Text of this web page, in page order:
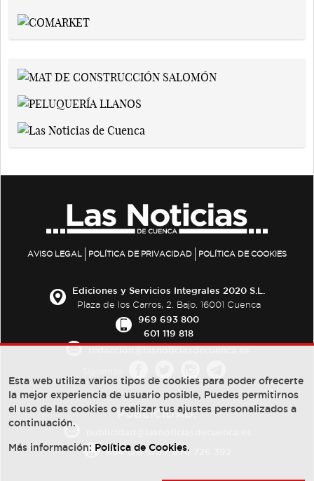
AVISO LEGAL POLÍTICA DE PRIVACIDAD POLÍTICA DE COOKIES
Ediciones y Servicios Integrales 2020 S.L.
Plaza de los Carros, 2. Bajo. 16001 Cuenca
969 693 800
601 119 818
PUBLICIDAD:
684 126 573/670 726 392
Esta web utiliza varios tipos de cookies para poder ofrecerte
la mejor experiencia de usuario posible, Puedes permitirnos
el uso de las cookies o realizar tus ajustes personalizados a
continuación.
Más información: Política de Cookies.